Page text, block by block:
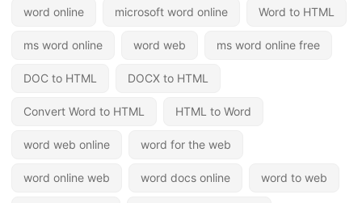
word online microsoft word online Word to HTML
ms word online word web ms word online free
DOC to HTML DOCX to HTML
Convert Word to HTML HTML to Word
word web online word for the web
word online web word docs online word to web